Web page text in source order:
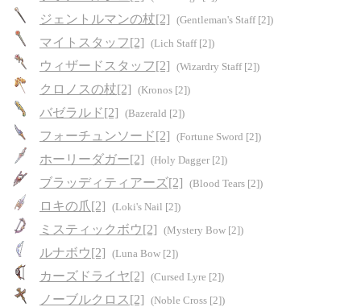
ジェントルマンの杖[2] (Gentleman's Staff [2])
マイトスタッフ[2] (Lich Staff [2])
ウィザードスタッフ[2] (Wizardry Staff [2])
クロノスの杖[2] (Kronos [2])
バゼラルド[2] (Bazerald [2])
フォーチュンソード[2] (Fortune Sword [2])
ホーリーダガー[2] (Holy Dagger [2])
ブラッディティアーズ[2] (Blood Tears [2])
ロキの爪[2] (Loki's Nail [2])
ミスティックボウ[2] (Mystery Bow [2])
ルナボウ[2] (Luna Bow [2])
カーズドライヤ[2] (Cursed Lyre [2])
ノーブルクロス[2] (Noble Cross [2])